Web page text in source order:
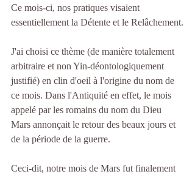
Ce mois-ci, nos pratiques visaient
essentiellement la Détente et le Relâchement.
J'ai choisi ce thème (de manière totalement
arbitraire et non Yin-déontologiquement
justifié) en clin d'oeil à l'origine du nom de
ce mois. Dans l'Antiquité en effet, le mois
appelé par les romains du nom du Dieu
Mars annonçait le retour des beaux jours et
de la période de la guerre.
Ceci-dit, notre mois de Mars fut finalement